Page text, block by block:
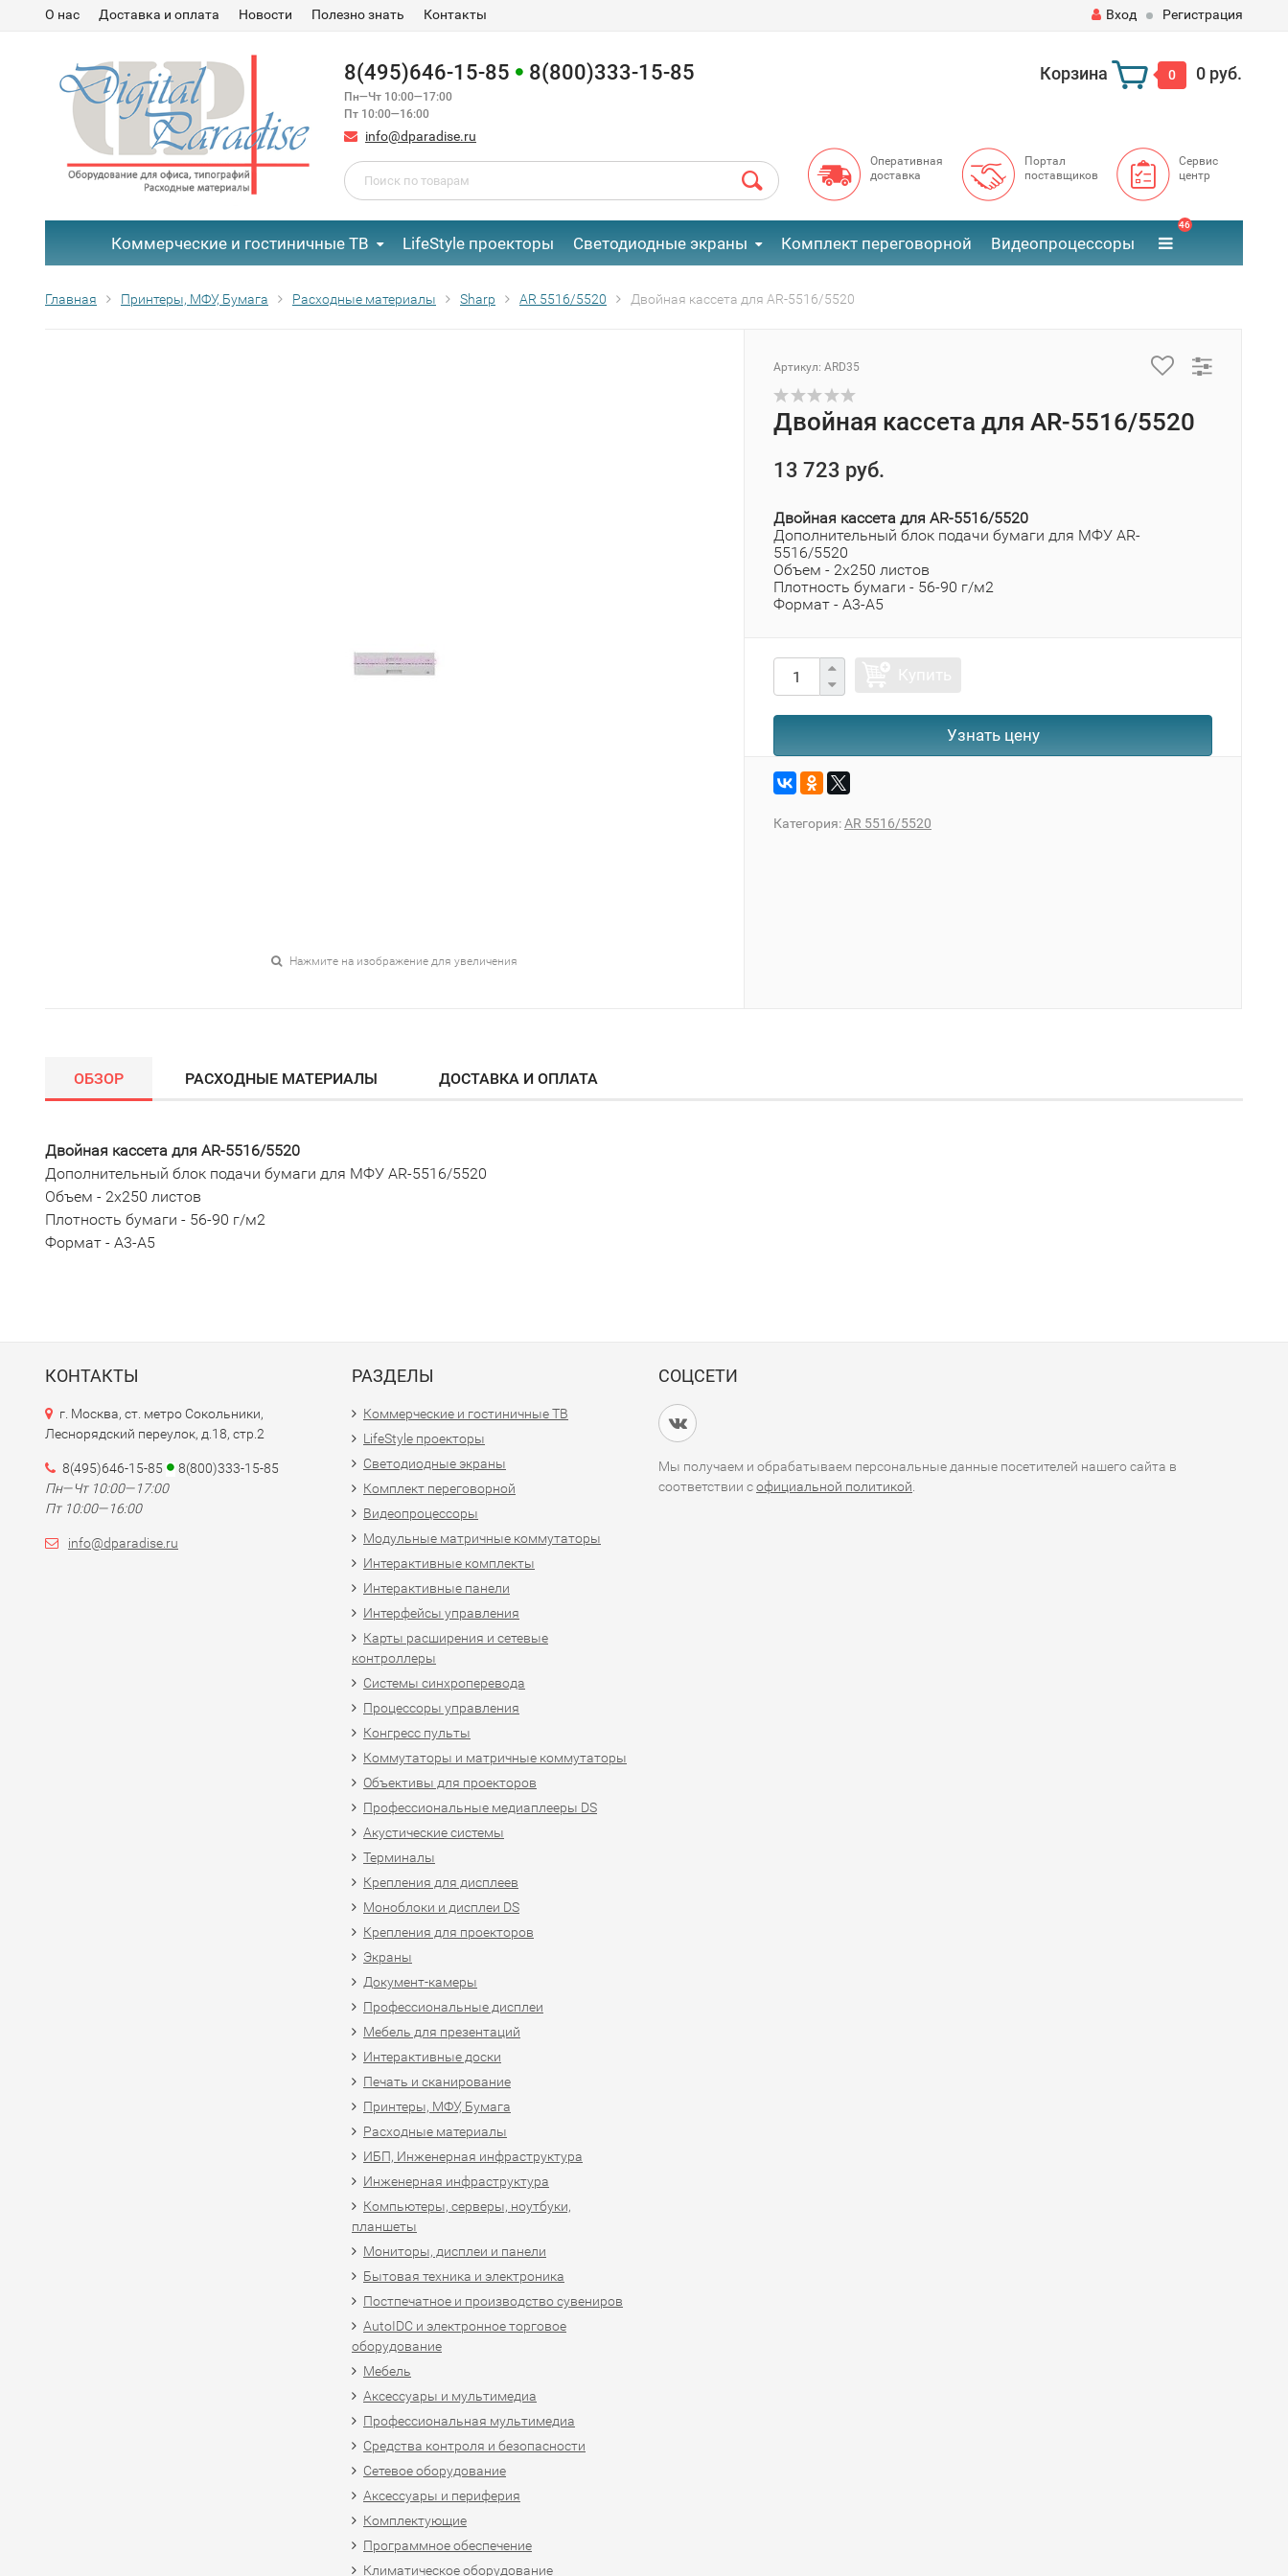
О нас Доставка и оплата Новости Полезно знать Контакты Вход Регистрация
8(495)646-15-85 8(800)333-15-85
Пн—Чт 10:00—17:00
Пт 10:00—16:00
info@dparadise.ru
Корзина 0 0 руб.
Оперативная
доставка
Портал
поставщиков
Сервис
центр
Коммерческие и гостиничные ТВ LifeStyle проекторы Светодиодные экраны Комплект переговорной Видеопроцессоры
46
Главная Принтеры, МФУ, Бумага Расходные материалы Sharp AR 5516/5520 Двойная кассета для AR-5516/5520
Нажмите на изображение для увеличения
Артикул: ARD35
Двойная кассета для AR-5516/5520
13 723 руб.
Двойная кассета для AR-5516/5520
Дополнительный блок подачи бумаги для МФУ AR-
5516/5520
Объем - 2х250 листов
Плотность бумаги - 56-90 г/м2
Формат - А3-А5
Узнать цену
Категория:AR 5516/5520
ОБЗОР РАСХОДНЫЕ МАТЕРИАЛЫ ДОСТАВКА И ОПЛАТА
Двойная кассета для AR-5516/5520
Дополнительный блок подачи бумаги для МФУ AR-5516/5520
Объем - 2х250 листов
Плотность бумаги - 56-90 г/м2
Формат - А3-А5
КОНТАКТЫ
г. Москва, ст. метро Сокольники,
Леснорядский переулок, д.18, стр.2
8(495)646-15-85
8(800)333-15-85
Пн—Чт 10:00—17:00
Пт 10:00—16:00
info@dparadise.ru
РАЗДЕЛЫ
Коммерческие и гостиничные ТВ
LifeStyle проекторы
Светодиодные экраны
Комплект переговорной
Видеопроцессоры
Модульные матричные коммутаторы
Интерактивные комплекты
Интерактивные панели
Интерфейсы управления
Карты расширения и сетевые
контроллеры
Системы синхроперевода
Процессоры управления
Конгресс пульты
Коммутаторы и матричные коммутаторы
Объективы для проекторов
Профессиональные медиаплееры DS
Акустические системы
Терминалы
Крепления для дисплеев
Моноблоки и дисплеи DS
Крепления для проекторов
Экраны
Документ-камеры
Профессиональные дисплеи
Мебель для презентаций
Интерактивные доски
Печать и сканирование
Принтеры, МФУ, Бумага
Расходные материалы
ИБП, Инженерная инфраструктура
Инженерная инфраструктура
Компьютеры, серверы, ноутбуки,
планшеты
Мониторы, дисплеи и панели
Бытовая техника и электроника
Постпечатное и производство сувениров
AutoIDC и электронное торговое
оборудование
Мебель
Аксессуары и мультимедиа
Профессиональная мультимедиа
Средства контроля и безопасности
Сетевое оборудование
Аксессуары и периферия
Комплектующие
Программное обеспечение
Климатическое оборудование
СОЦСЕТИ
Мы получаем и обрабатываем персональные данные посетителей нашего сайта в
соответствии софициальной политикой